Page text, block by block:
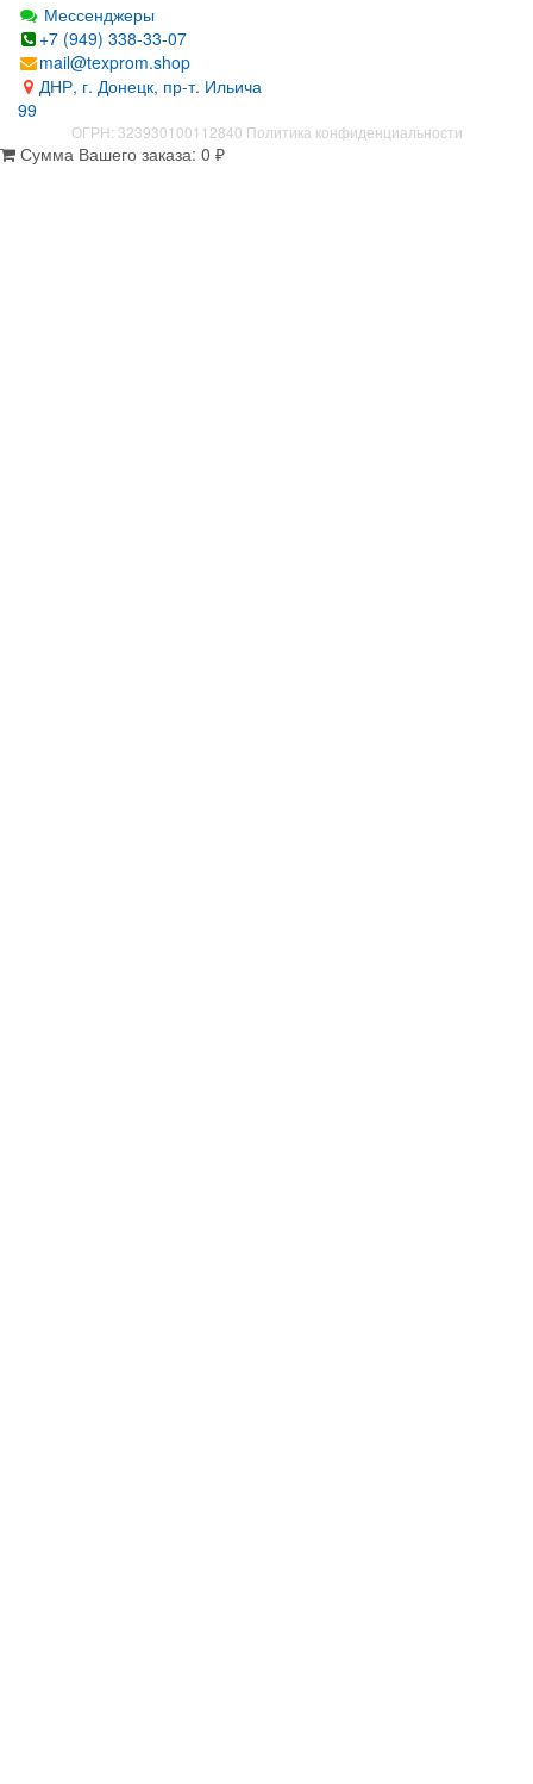
Мессенджеры
+7 (949) 338-33-07
mail@texprom.shop
ДНР, г. Донецк, пр-т. Ильича
99
ОГРН: 323930100112840 Политика конфиденциальности
Сумма Вашего заказа: 0 ₽